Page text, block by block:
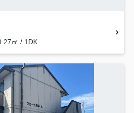
㎡ / 1DK